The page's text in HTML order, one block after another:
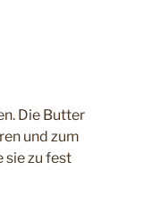
Die Butter
und zum
sie zu fest